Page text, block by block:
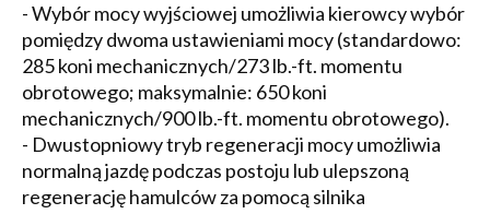
- Wybór mocy wyjściowej umożliwia kierowcy wybór
pomiędzy dwoma ustawieniami mocy (standardowo:
285 koni mechanicznych/273 lb.-ft. momentu
obrotowego; maksymalnie: 650 koni
mechanicznych/900 lb.-ft. momentu obrotowego).
- Dwustopniowy tryb regeneracji mocy umożliwia
normalną jazdę podczas postoju lub ulepszoną
regenerację hamulców za pomocą silnika